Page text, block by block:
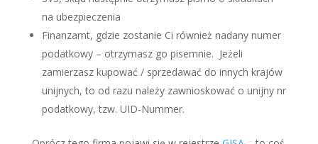
na ubezpieczenia
Finanzamt, gdzie zostanie Ci również nadany numer
podatkowy – otrzymasz go pisemnie. Jeżeli
zamierzasz kupować / sprzedawać do innych krajów
unijnych, to od razu należy zawnioskować o unijny nr
podatkowy, tzw. UID-Nummer.